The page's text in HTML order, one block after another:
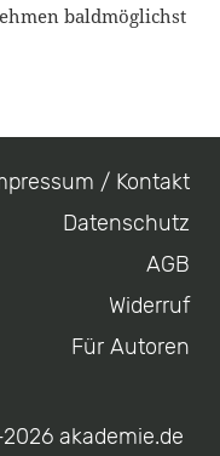
baldmöglichst
/ Kontakt
Datenschutz
AGB
Widerruf
Für Autoren
akademie.de